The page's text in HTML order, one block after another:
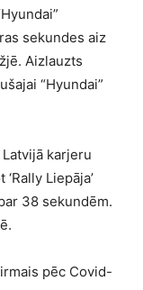
sekundes aiz
Aizlauzts
“Hyundai”
karjeru
Liepāja’
38 sekundēm.
pēc Covid-